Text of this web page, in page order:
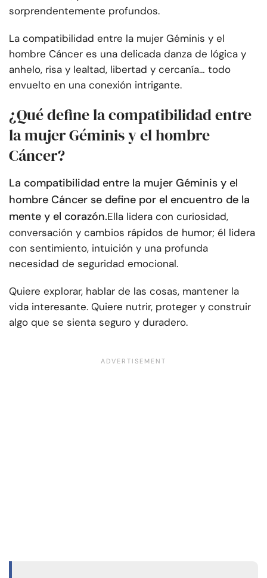
sorprendentemente profundos.
La compatibilidad entre la mujer Géminis y el
hombre Cáncer es una delicada danza de lógica y
anhelo, risa y lealtad, libertad y cercanía… todo
envuelto en una conexión intrigante.
¿Qué define la compatibilidad entre
la mujer Géminis y el hombre
Cáncer?
La compatibilidad entre la mujer Géminis y el
hombre Cáncer se define por el encuentro de la
mente y el corazón.Ella lidera con curiosidad,
conversación y cambios rápidos de humor; él lidera
con sentimiento, intuición y una profunda
necesidad de seguridad emocional.
Quiere explorar, hablar de las cosas, mantener la
vida interesante. Quiere nutrir, proteger y construir
algo que se sienta seguro y duradero.